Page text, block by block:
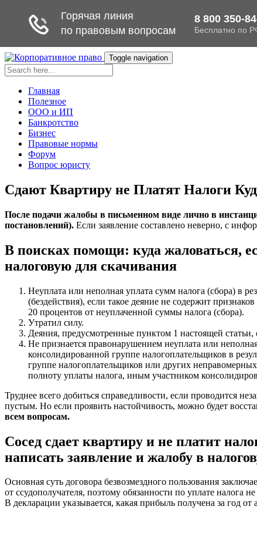
Toggle navigation
Главная
Полезное
ООО и ИП
Банкротство
Бизнес
Правовые нормы
Форум
Вопрос юристу
Сдают Квартиру не Платят Налоги
После подачи жалобы в письменном виде лично в
постановлений). Если заявление составлено неверно, с
В поисках помощи: куда жаловаться,
налоговую для скачивания
Неуплата или неполная уплата сумм налога (сбора) в
(бездействия), если такое деяние не содержит
20 процентов от неуплаченной суммы налога (сбора).
Утратил силу.
Деяния, предусмотренные пунктом 1 настоящей
Не признается правонарушением неуплата или
консолидированной группе налогоплательщиков в
группе налогоплательщиков или других
полноту уплаты налога, иным участником
Труднее всего добиться справедливости, если проводится
пустым. Но если проявить настойчивость, можно будет
всем вопросам.
Сосед сдает квартиру и не платит
написать заявление и жалобу в
Основная суть договора безвозмездного пользования
от ссудополучателя, поэтому обязанности по уплате налога
В декларации указывается, какая прибыль получена за год